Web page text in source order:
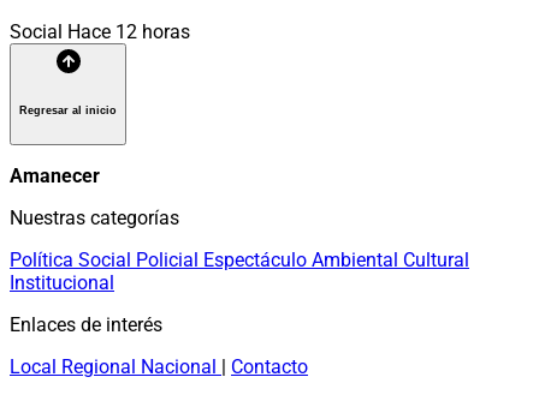
Social Hace 12 horas
Regresar al inicio
Amanecer
Nuestras categorías
Política Social Policial Espectáculo Ambiental Cultural
Institucional
Enlaces de interés
Local Regional Nacional | Contacto